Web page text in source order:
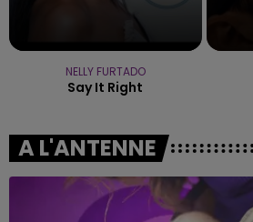
NELLY FURTADO
Say It Right
A L'ANTENNE